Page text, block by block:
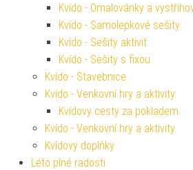
Kvído - Omalovánky a
Kvído - Samolepkové sešity
Kvído - Sešity aktivit
Kvído - Sešity s fixou
Kvído - Stavebnice
Kvído - Venkovní hry a aktivity
Kvídovy cesty za pokladem
Kvído - Venkovní hry a aktivity
Kvídovy doplňky
Léto plné radosti